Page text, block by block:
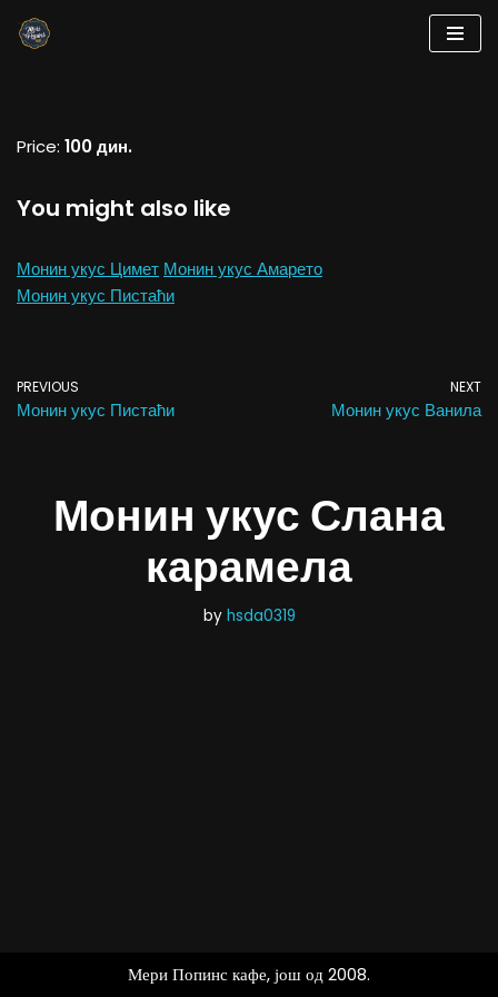
Price: 100 дин.
You might also like
Монин укус Цимет Монин укус Амарето
Монин укус Пистаћи
PREVIOUS
Монин укус Пистаћи
NEXT
Монин укус Ванила
Монин укус Слана
карамела
by hsda0319
Мери Попинс кафе, још од 2008.